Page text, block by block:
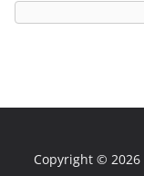
Copyright © 2026